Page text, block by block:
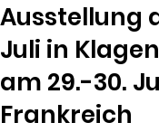
Ausstellung
Juli in
am 29.-30.
Frankreich